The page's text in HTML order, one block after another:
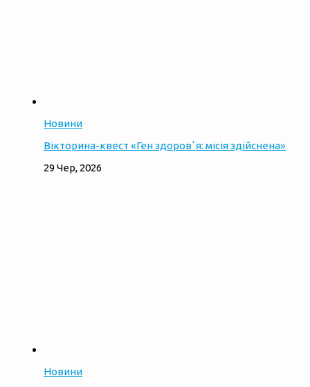
Новини
Вікторина-квест «Ген здоровʼя: місія здійснена»
29 Чер, 2026
Новини